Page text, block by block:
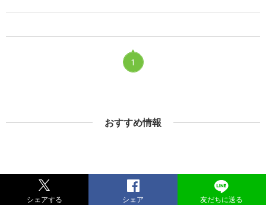
1
おすすめ情報
シェアする シェア 友だちに送る